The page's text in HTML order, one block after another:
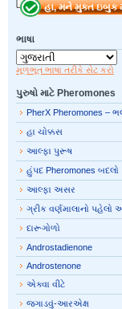
ભાષા
મૂળભૂત ભાષા તરીકે સેટ કરો
પુરુષો માટે Pheromones
PherX Pheromones –
હા ચોક્કસ
આલ્ફા પુરૂષ
હુંપદ Pheromones બદલો
આલ્ફા અસર
ગ્રીક વર્ણમાલાનો પહેલો
દારૂગોળો
Androstadienone
Androstenone
એક્વા વીટે
જગાડવું-આરએક્ષ